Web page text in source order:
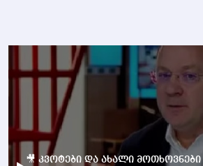
🎥 კვოტები და ახალი